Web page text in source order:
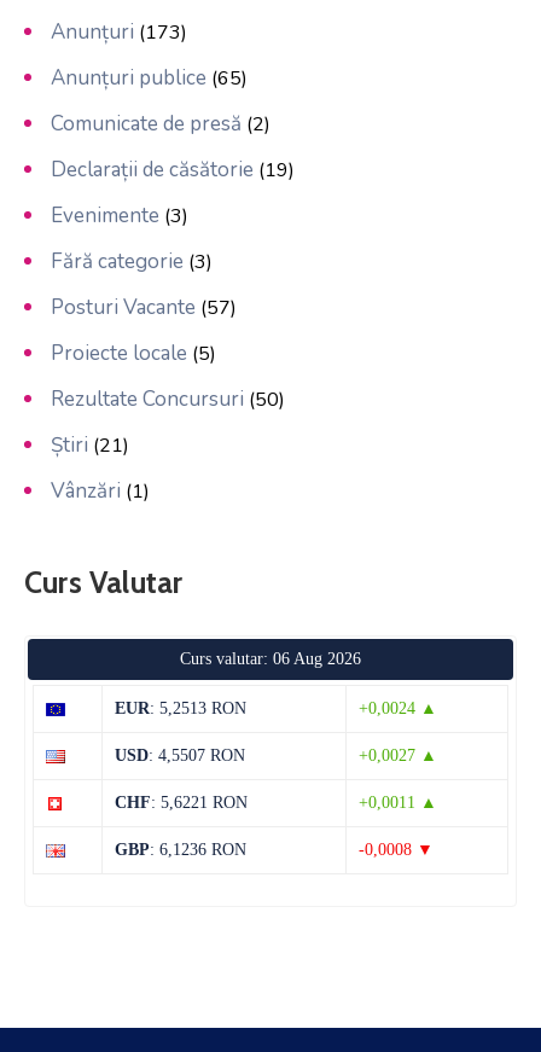
Anunțuri (173)
Anunțuri publice (65)
Comunicate de presă (2)
Declarații de căsătorie (19)
Evenimente (3)
Fără categorie (3)
Posturi Vacante (57)
Proiecte locale (5)
Rezultate Concursuri (50)
Știri (21)
Vânzări (1)
Curs Valutar
Curs valutar: 06 Aug 2026
EUR: 5,2513 RON +0,0024 ▲
USD: 4,5507 RON +0,0027 ▲
CHF: 5,6221 RON +0,0011 ▲
GBP: 6,1236 RON -0,0008 ▼